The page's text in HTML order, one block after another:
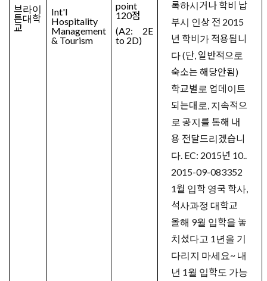
브라이
튼대학
교
Int'l
Hospitality
Management
& Tourism
point
120점
(A2: 2E
to 2D)
록하시거나 학비 납
부시 인상 전 2015
년 학비가 적용됩니
다 (단, 일반적으로
숙소는 해당안됨)
학교별로 업데이트
되는대로, 지속적으
로 공지를 통해 내
용 전달드리겠습니
다. EC: 2015년 10..
2015-09-083352
1월 입학 영국 학사,
석사과정 대학교
올해 9월 입학을 놓
치셨다고 1년을 기
다리지 마세요~ 내
년 1월 입학도 가능